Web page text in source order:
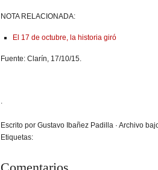
NOTA RELACIONADA:
El 17 de octubre, la historia giró
Fuente: Clarín, 17/10/15.
.
Escrito por Gustavo Ibañez Padilla · Archivo
Etiquetas: